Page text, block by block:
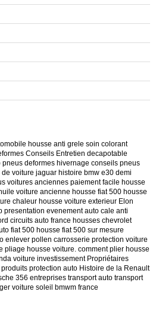
housse anti grele soin colorant
Conseils Entretien decapotable
pneus deformes hivernage conseils pneus
de voiture jaguar histoire bmw e30 demi
voitures anciennes paiement facile housse
voiture ancienne housse fiat 500 housse
chaleur housse voiture exterieur Elon
presentation evenement auto cale anti
circuits auto france housses chevrolet
fiat 500 housse fiat 500 sur mesure
enlever pollen carrosserie protection voiture
pliage housse voiture. comment plier housse
voiture investissement Propriétaires
produits protection auto Histoire de la Renault
356 entreprises transport auto transport
voiture soleil bmwm france